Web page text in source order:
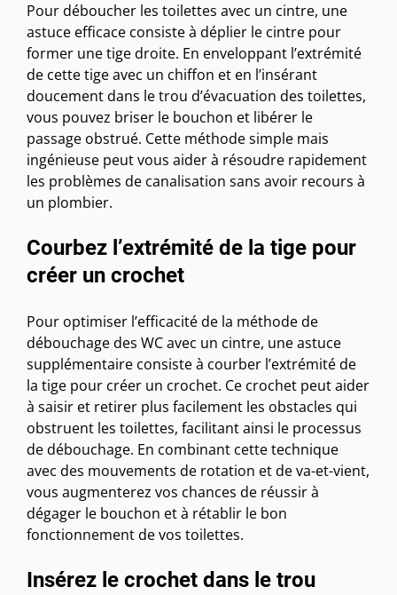
Pour déboucher les toilettes avec un cintre, une
astuce efficace consiste à déplier le cintre pour
former une tige droite. En enveloppant l’extrémité
de cette tige avec un chiffon et en l’insérant
doucement dans le trou d’évacuation des toilettes,
vous pouvez briser le bouchon et libérer le
passage obstrué. Cette méthode simple mais
ingénieuse peut vous aider à résoudre rapidement
les problèmes de canalisation sans avoir recours à
un plombier.
Courbez l’extrémité de la tige pour
créer un crochet
Pour optimiser l’efficacité de la méthode de
débouchage des WC avec un cintre, une astuce
supplémentaire consiste à courber l’extrémité de
la tige pour créer un crochet. Ce crochet peut aider
à saisir et retirer plus facilement les obstacles qui
obstruent les toilettes, facilitant ainsi le processus
de débouchage. En combinant cette technique
avec des mouvements de rotation et de va-et-vient,
vous augmenterez vos chances de réussir à
dégager le bouchon et à rétablir le bon
fonctionnement de vos toilettes.
Insérez le crochet dans le trou